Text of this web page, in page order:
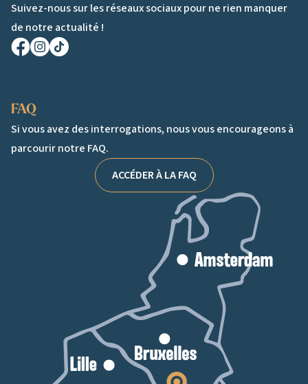
Suivez-nous sur les réseaux sociaux pour ne rien manquer
de notre actualité !
FAQ
Si vous avez des interrogations, nous vous encourageons à
parcourir notre FAQ.
ACCÉDER À LA FAQ